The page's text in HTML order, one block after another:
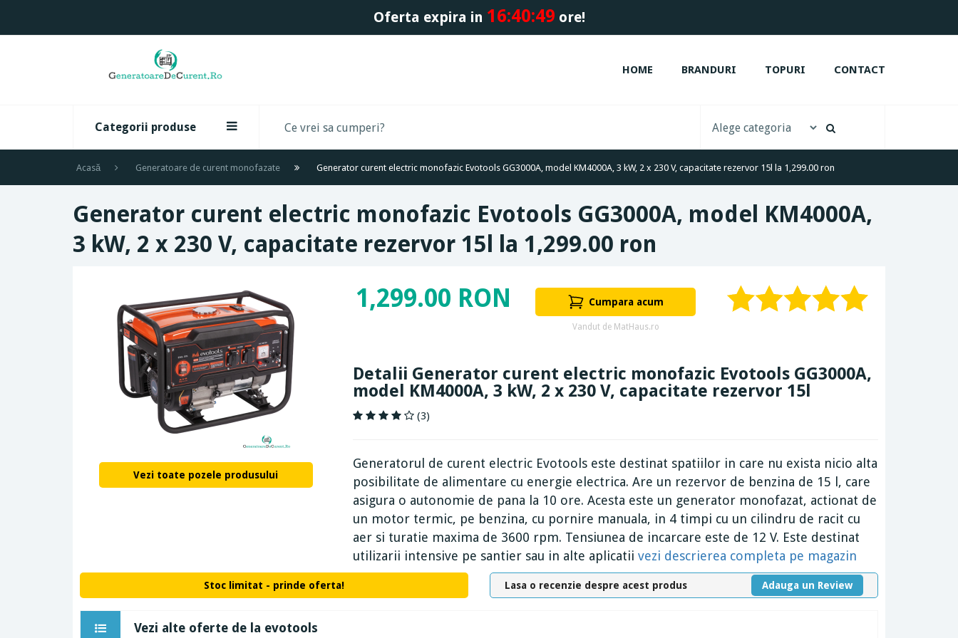
HOME BRANDURI TOPURI CONTACT
Categorii produse
Acasă Generatoare de curent monofazate Generator curent electric monofazic Evotools GG3000A, model KM4000A, 3 kW, 2 x 230 V, capacitate rezervor 15l la 1,299.00 ron
Generator curent electric monofazic Evotools GG3000A, model KM4000A,
3 kW, 2 x 230 V, capacitate rezervor 15l la 1,299.00 ron
Vezi toate pozele produsului
1,299.00 RON Cumpara acum
Vandut de MatHaus.ro
Detalii Generator curent electric monofazic Evotools GG3000A,
model KM4000A, 3 kW, 2 x 230 V, capacitate rezervor 15l
(3)
Generatorul de curent electric Evotools este destinat spatiilor in care nu exista nicio alta
posibilitate de alimentare cu energie electrica. Are un rezervor de benzina de 15 l, care
asigura o autonomie de pana la 10 ore. Acesta este un generator monofazat, actionat de
un motor termic, pe benzina, cu pornire manuala, in 4 timpi cu un cilindru de racit cu
aer si turatie maxima de 3600 rpm. Tensiunea de incarcare este de 12 V. Este destinat
utilizarii intensive pe santier sau in alte aplicatiivezi descrierea completa pe magazin
Stoc limitat - prinde oferta! Lasa o recenzie despre acest produs Adauga un Review
Vezi alte oferte de la evotools
Oferta expira in 16:40:48 ore!